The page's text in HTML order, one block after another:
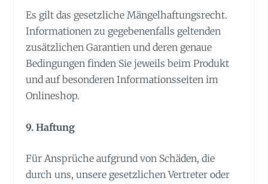
Es gilt das gesetzliche Mängelhaftungsrecht.
Informationen zu gegebenenfalls geltenden
zusätzlichen Garantien und deren genaue
Bedingungen finden Sie jeweils beim Produkt
und auf besonderen Informationsseiten im
Onlineshop.
9. Haftung
Für Ansprüche aufgrund von Schäden, die
durch uns, unsere gesetzlichen Vertreter oder